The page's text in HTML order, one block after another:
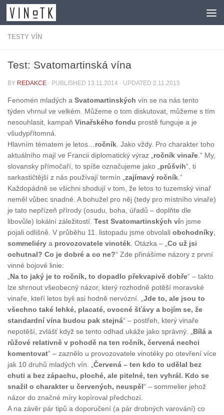
Skip to content
TESTY VÍN
Test: Svatomartinská vína
BY REDAKCE · PUBLISHED 13.11.2014 · UPDATED 2.11.2015
Fenomén mladých a Svatomartinských vín se na nás tento
týden vhrnul ve velkém. Můžeme o tom diskutovat, můžeme s tím
nesouhlasit, kampaň Vinařského fondu prostě funguje a je
všudypřítomná.
Hlavním tématem je letos…ročník. Jako vždy. Pro charakter toho
aktuálního mají ve Francii diplomatický výraz „ročník vinaře.“ My,
slovansky přímočaří, to spíše označujeme jako „průšvih“, ti
sarkastičtější z nás používají termín „zajímavý ročník.“
Každopádně se všichni shodují v tom, že letos to tuzemský vinař
neměl vůbec snadné. A bohužel pro něj (tedy pro místního vinaře)
je tato nepřízeň přírody (osudu, boha, úřadů – doplňte dle
libovůle) lokální záležitostí. Test Svatomartinských vín jsme
pojali odlišně. V průběhu 11. listopadu jsme obvolali obchodníky,
sommeliéry a provozovatele vinoték. Otázka – „Co už jsi
ochutnal? Co je dobré a co ne?“ Zde přinášíme názory z první
vinné bojové linie:
„Na to jaký je to ročník, to dopadlo překvapivě dobře“ – takto
lze shrnout všeobecný názor, který rozhodně potěší moravské
vinaře, kteří letos byli asi hodně nervózní. „Jde to, ale jsou to
všechno také lehké, placaté, ovocné šťávy a bojím se, že
standardní vína budou pak stejná“ – postřeh, který vinaře
nepotěší, zvlášť když se tento odhad ukáže jako správný. „Bílá a
růžové relativně v pohodě na ten ročník, červená nechci
komentovat“ – zaznělo u provozovatele vinotéky po otevření více
jak 10 druhů mladých vín. „Červená – ten kdo to udělal bez
chuti a bez zápachu, ploché, ale pitelné, ten vyhrál. Kdo se
snažil o charakter u červených, neuspěl“ – sommelier jehož
názor do značné míry kopíroval předchozí.
A na závěr pár tipů a doporučení (a pár drobných varování) co